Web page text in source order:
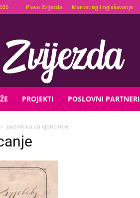
Plava Zvijezda Marketing i oglašavanje
PROJEKTI POSLOVNI PARTNERI
pozivnica za vjencanje